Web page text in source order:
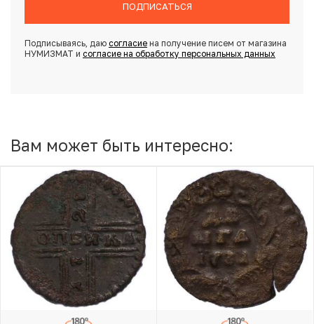
ПОДПИСАТЬСЯ
Подписываясь, даю согласиена получение писем от магазина
НУМИЗМАТ и согласие на обработку персональных данных
Вам может быть интересно: